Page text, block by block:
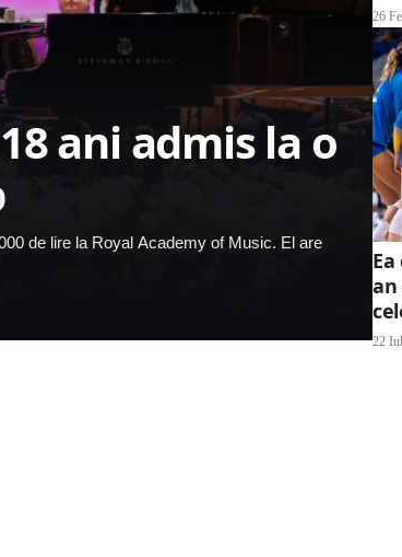
ani admis la o
de lire la Royal Academy of Music. El are
26
an
22